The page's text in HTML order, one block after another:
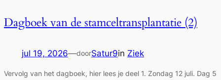
Dagboek van de stamceltransplantatie (2)
jul 19, 2026—doorSatur9in Ziek
Vervolg van het dagboek, hier lees je deel 1. Zondag 12 juli. Dag 5